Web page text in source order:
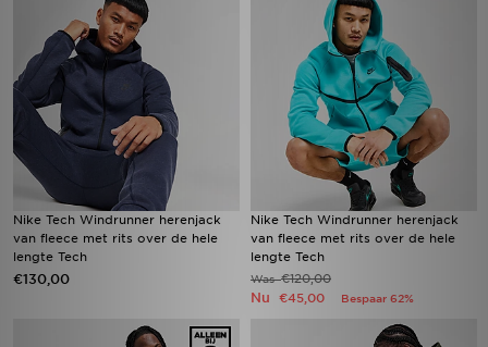
Nike Tech Windrunner herenjack
van fleece met rits over de hele
lengte Tech
€130,00
Nike Tech Windrunner herenjack
van fleece met rits over de hele
lengte Tech
Was€120,00
Nu €45,00 Bespaar 62%